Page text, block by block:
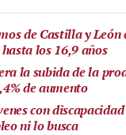
de Castilla y León
los 16,9 años
la subida de la
de aumento
con
ni lo busca